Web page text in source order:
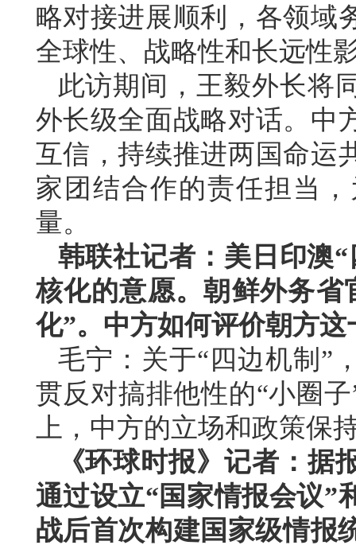
略对接进展顺利，各领域
全球性、战略性和长远性
此访期间，王毅外长将
外长级全面战略对话。中
互信，持续推进两国命运
家团结合作的责任担当
量。
韩联社记者：美日印澳
核化的意愿。朝鲜外务省
化”。中方如何评价朝方这
毛宁：关于“四边机制”
贯反对搞排他性的“小圈
上，中方的立场和政策保
《环球时报》记者：据
通过设立“国家情报会议”
战后首次构建国家级情报